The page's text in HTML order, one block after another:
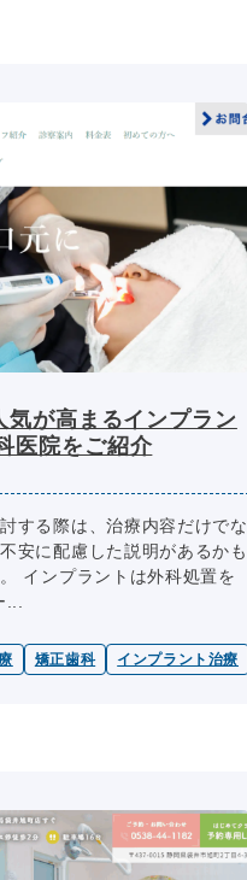
気が高まるインプラン
医院をご紹介
する際は、治療内容だけでな
安に配慮した説明があるかも
インプラントは外科処置を
矯正歯科 インプラント治療